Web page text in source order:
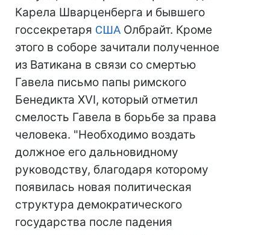
Карела Шварценберга и бывшего
госсекретаря США Олбрайт. Кроме
этого в соборе зачитали полученное
из Ватикана в связи со смертью
Гавела письмо папы римского
Бенедикта XVI, который отметил
смелость Гавела в борьбе за права
человека. "Необходимо воздать
должное его дальновидному
руководству, благодаря которому
появилась новая политическая
структура демократического
государства после падения